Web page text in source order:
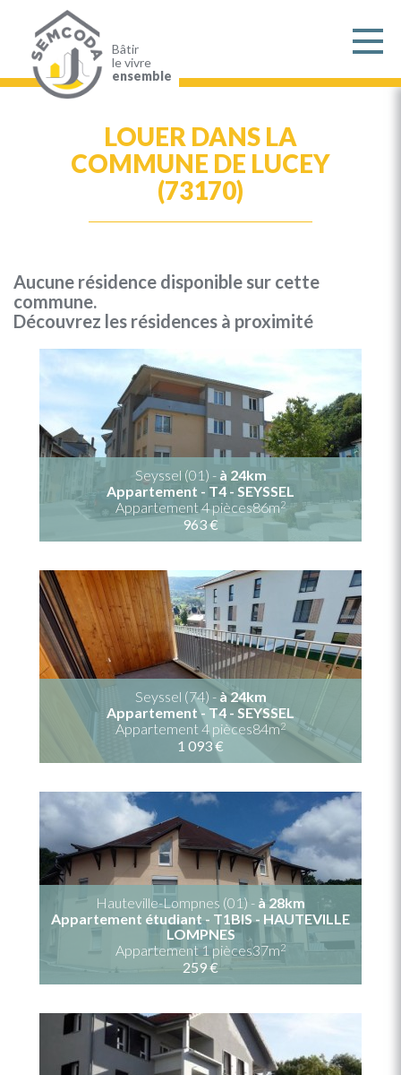
contenu
principal
Bâtir
le vivre
ensemble
LOUER DANS LA
COMMUNE DE LUCEY
(73170)
Aucune résidence disponible sur cette
commune.
Découvrez les résidences à proximité
Seyssel (01) - à 24km
Appartement - T4 - SEYSSEL
Appartement 4 pièces86m2
963 €
Seyssel (74) - à 24km
Appartement - T4 - SEYSSEL
Appartement 4 pièces84m2
1 093 €
Hauteville-Lompnes (01) - à 28km
Appartement étudiant - T1BIS - HAUTEVILLE
LOMPNES
Appartement 1 pièces37m2
259 €